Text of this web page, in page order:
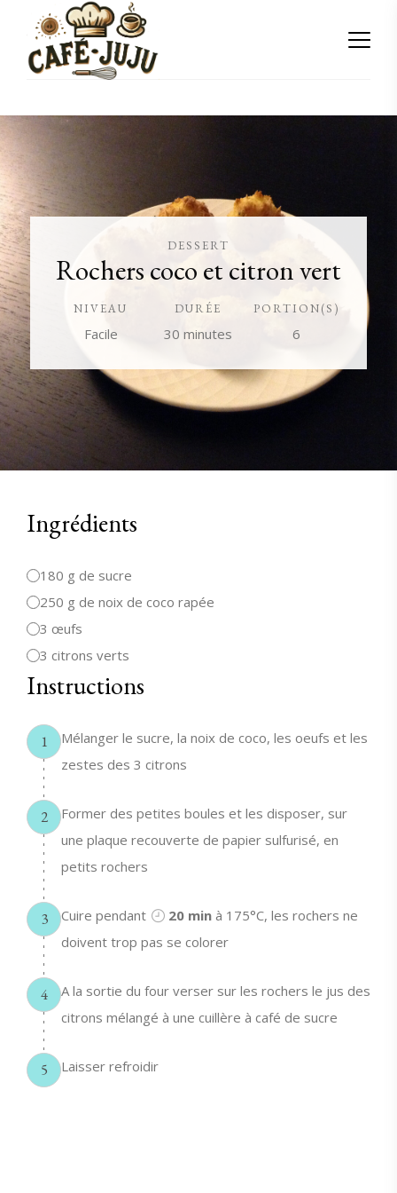
DESSERT
Rochers coco et citron vert
NIVEAU
Facile
DURÉE
30 minutes
PORTION(S)
6
Ingrédients
180 g de sucre
250 g de noix de coco rapée
3 œufs
3 citrons verts
Instructions
1
Mélanger le sucre, la noix de coco, les oeufs et les
zestes des 3 citrons
2
Former des petites boules et les disposer, sur
une plaque recouverte de papier sulfurisé, en
petits rochers
3 Cuire pendant 20 min à 175°C, les rochers ne
doivent trop pas se colorer
4
A la sortie du four verser sur les rochers le jus des
citrons mélangé à une cuillère à café de sucre
5 Laisser refroidir